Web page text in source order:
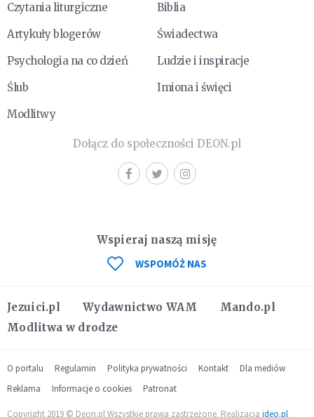
Czytania liturgiczne
Biblia
Artykuły blogerów
Świadectwa
Psychologia na co dzień
Ludzie i inspiracje
Ślub
Imiona i święci
Modlitwy
Dołącz do społeczności DEON.pl
Jezuici.pl Wydawnictwo WAM
Mando.pl
Modlitwa w drodze
Wspieraj naszą misję
WSPOMÓŻ NAS
O portalu Regulamin Polityka prywatności Kontakt
Dla mediów
Reklama
Informacje o cookies Patronat
Copyright 2019 © Deon.pl Wszystkie prawa zastrzeżone. Realizacja ideo.pl